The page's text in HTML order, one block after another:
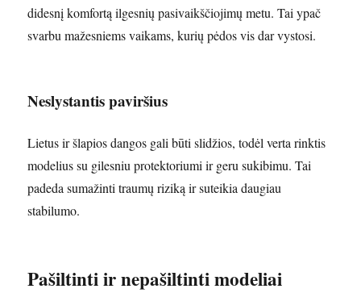
didesnį komfortą ilgesnių pasivaikščiojimų metu. Tai ypač
svarbu mažesniems vaikams, kurių pėdos vis dar vystosi.
Neslystantis paviršius
Lietus ir šlapios dangos gali būti slidžios, todėl verta rinktis
modelius su gilesniu protektoriumi ir geru sukibimu. Tai
padeda sumažinti traumų riziką ir suteikia daugiau
stabilumo.
Pašiltinti ir nepašiltinti modeliai